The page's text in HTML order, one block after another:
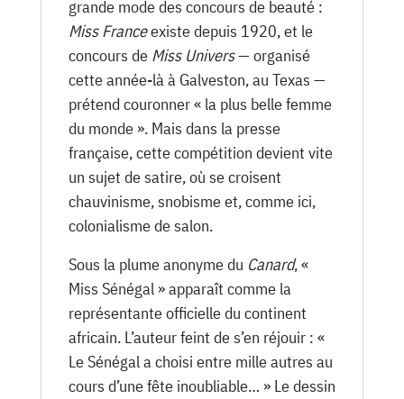
grande mode des concours de beauté :
Miss Franceexiste depuis 1920, et le
concours de Miss Univers— organisé
cette année-là à Galveston, au Texas —
prétend couronner « la plus belle femme
du monde ». Mais dans la presse
française, cette compétition devient vite
un sujet de satire, où se croisent
chauvinisme, snobisme et, comme ici,
colonialisme de salon.
Sous la plume anonyme du Canard, «
Miss Sénégal » apparaît comme la
représentante officielle du continent
africain. L’auteur feint de s’en réjouir : «
Le Sénégal a choisi entre mille autres au
cours d’une fête inoubliable… » Le dessin